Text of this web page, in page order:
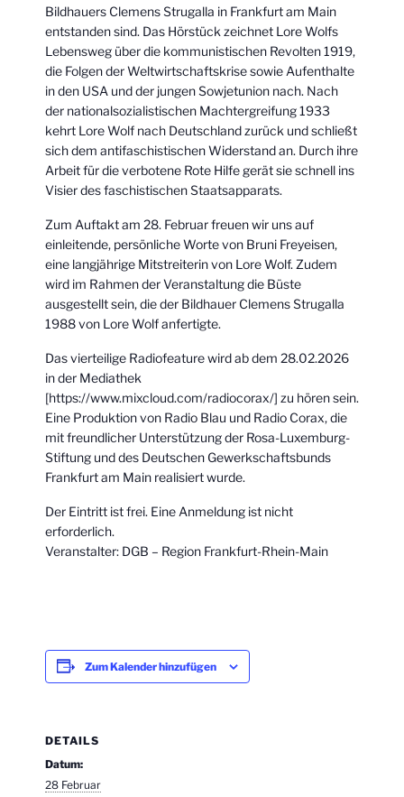
Bildhauers Clemens Strugalla in Frankfurt am Main
entstanden sind. Das Hörstück zeichnet Lore Wolfs
Lebensweg über die kommunistischen Revolten 1919,
die Folgen der Weltwirtschaftskrise sowie Aufenthalte
in den USA und der jungen Sowjetunion nach. Nach
der nationalsozialistischen Machtergreifung 1933
kehrt Lore Wolf nach Deutschland zurück und schließt
sich dem antifaschistischen Widerstand an. Durch ihre
Arbeit für die verbotene Rote Hilfe gerät sie schnell ins
Visier des faschistischen Staatsapparats.
Zum Auftakt am 28. Februar freuen wir uns auf
einleitende, persönliche Worte von Bruni Freyeisen,
eine langjährige Mitstreiterin von Lore Wolf. Zudem
wird im Rahmen der Veranstaltung die Büste
ausgestellt sein, die der Bildhauer Clemens Strugalla
1988 von Lore Wolf anfertigte.
Das vierteilige Radiofeature wird ab dem 28.02.2026
in der Mediathek
[https://www.mixcloud.com/radiocorax/] zu hören sein.
Eine Produktion von Radio Blau und Radio Corax, die
mit freundlicher Unterstützung der Rosa-Luxemburg-
Stiftung und des Deutschen Gewerkschaftsbunds
Frankfurt am Main realisiert wurde.
Der Eintritt ist frei. Eine Anmeldung ist nicht
erforderlich.
Veranstalter: DGB – Region Frankfurt-Rhein-Main
Zum Kalender hinzufügen
DETAILS
Datum:
28 Februar